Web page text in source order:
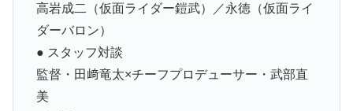
高岩成二（仮面ライダー鎧武）／永徳（仮面ライ
ダーバロン）
● スタッフ対談
監督・田﨑竜太×チーフプロデューサー・武部直
美